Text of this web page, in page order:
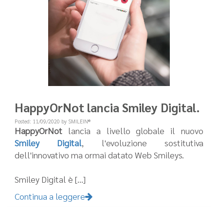
HappyOrNot lancia Smiley Digital.
Posted: 11/09/2020 by SMILEIN®
HappyOrNot lancia a livello globale il nuovo
Smiley Digital
, l'evoluzione sostitutiva
dell'innovativo ma ormai datato Web Smileys.
Smiley Digital è [...]
Continua a leggere